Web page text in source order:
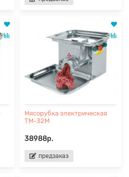
Мясорубка электрическая
ТМ-32М
38988р.
предзаказ